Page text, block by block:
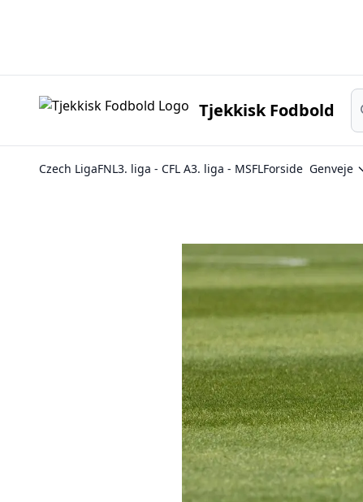
Tjekkisk Fodbold
Czech LigaFNL3. liga - CFL A3. liga - MSFLForside Genveje